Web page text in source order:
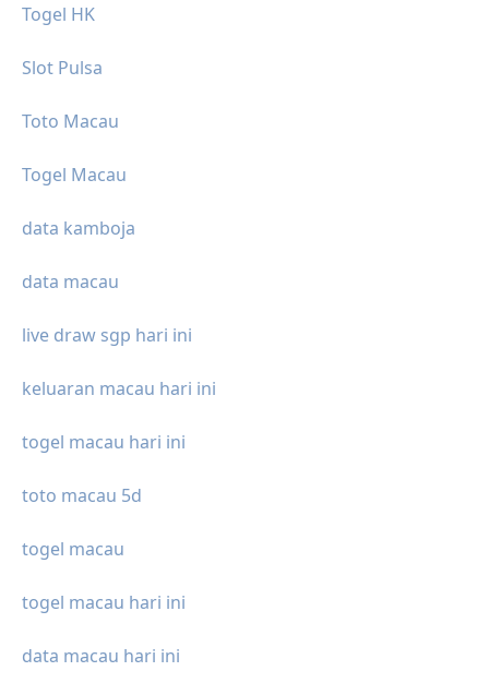
Togel HK
Slot Pulsa
Toto Macau
Togel Macau
data kamboja
data macau
live draw sgp hari ini
keluaran macau hari ini
togel macau hari ini
toto macau 5d
togel macau
togel macau hari ini
data macau hari ini